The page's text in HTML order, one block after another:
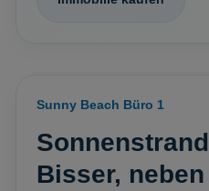
Sunny Beach Büro 1
Bisser,